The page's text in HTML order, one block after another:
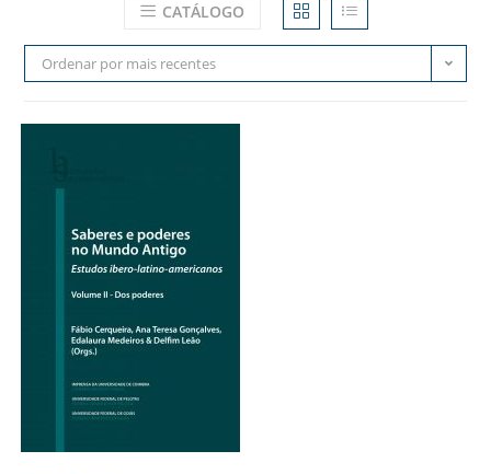
CATÁLOGO
Ordenar por mais recentes